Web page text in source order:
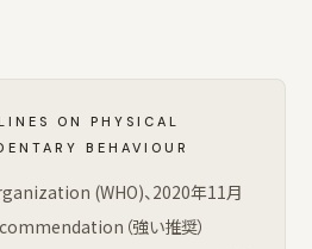
ON PHYSICAL
BEHAVIOUR
(WHO)、2020年11月
（強い推奨）